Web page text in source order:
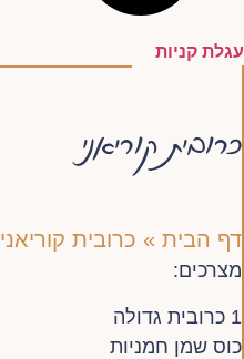
עגלת קניות
כרובית קוריאני
דף הבית » כרובית קוריאני
מצרכים:
1 כרובית גדולה
כוס שמן חמניות